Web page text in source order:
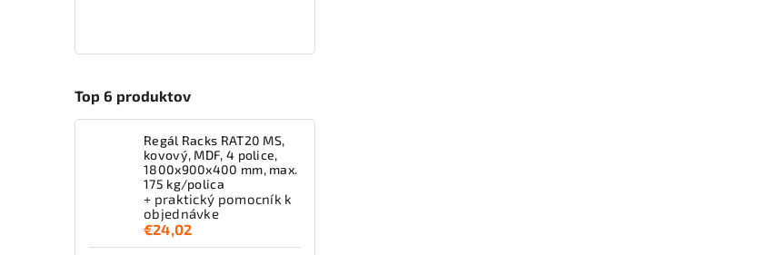
Top 6 produktov
Regál Racks RAT20 MS,
kovový, MDF, 4 police,
1800x900x400 mm, max.
175 kg/polica
+ praktický pomocník k
objednávke
€24,02